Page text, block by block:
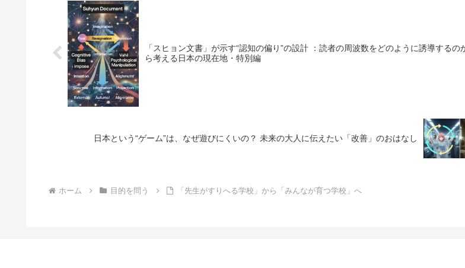
「スヒョン文書」が示す“認知の偏り”の設計 ：読者の周波数をどのように誘導するのか──事実か
ら考える日本の現在地・特別編
日本という“ゲーム”は、なぜ遊びにくいの？ 未来の大人に伝えたい「改善」のおはなし
ホーム 目的を問う 「先生がすりへる学校」から「みんなが育つ学校」へ